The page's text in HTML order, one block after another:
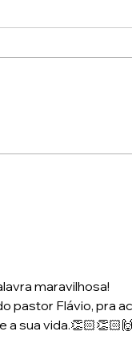
maravilhosa!
pastor Flávio, pra
sua